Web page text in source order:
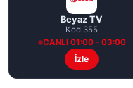
Beyaz TV
Kod 355
CANLI 01:00 - 03:00
İzle